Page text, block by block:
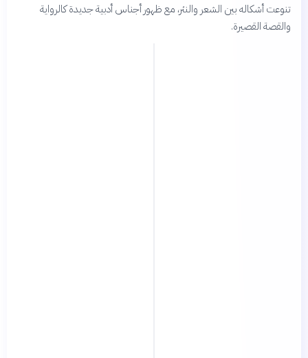
تنوعت أشكاله بين الشعر والنثر، مع ظهور أجناس أدبية جديدة كالرواية
والقصة القصيرة.